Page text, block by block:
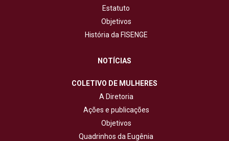
Estatuto
Objetivos
História da FISENGE
NOTÍCIAS
COLETIVO DE MULHERES
A Diretoria
Ações e publicações
Objetivos
Quadrinhos da Eugênia